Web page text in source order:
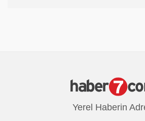
Yerel Haberin